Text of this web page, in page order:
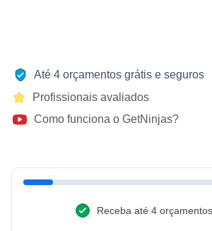
Até 4 orçamentos grátis e seguros
Profissionais avaliados
Como funciona o GetNinjas?
Receba até 4